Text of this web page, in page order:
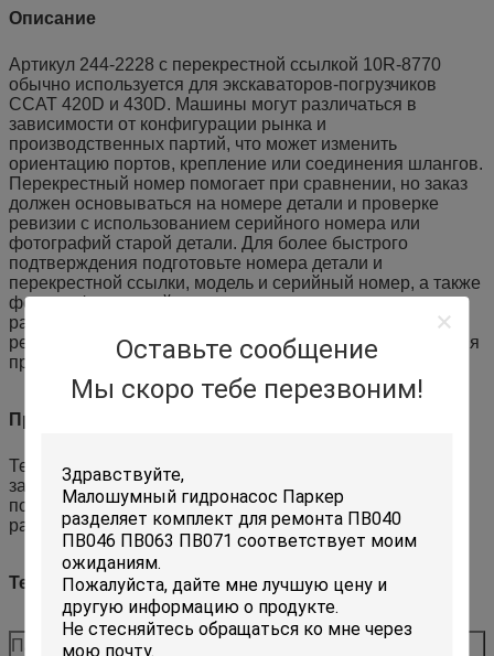
Оставьте сообщение
Мы скоро тебе перезвоним!
Описание
Артикул 244-2228 с перекрестной ссылкой 10R-8770
обычно используется для экскаваторов-погрузчиков
CCAT 420D и 430D. Машины могут различаться в
зависимости от конфигурации рынка и
производственных партий, что может изменить
ориентацию портов, крепление или соединения шлангов.
Перекрестный номер помогает при сравнении, но заказ
должен основываться на номере детали и проверке
ревизии с использованием серийного номера или
фотографий старой детали. Для более быстрого
подтверждения подготовьте номера детали и
перекрестной ссылки, модель и серийный номер, а также
фотографии старой детали или записи ключевых
размеров. Для пользователей проектов подтверждение
ревизии и количества заранее помогает сократить время
простоя в ожидании.
Применение
Техническое обслуживание, ремонт, профилактическая
замена и хранение запасных частей для экскаваторов-
погрузчиков 420D и 430D в условиях непрерывной
работы на стройплощадке и в арендных операциях.
Технические характеристики
Параметр